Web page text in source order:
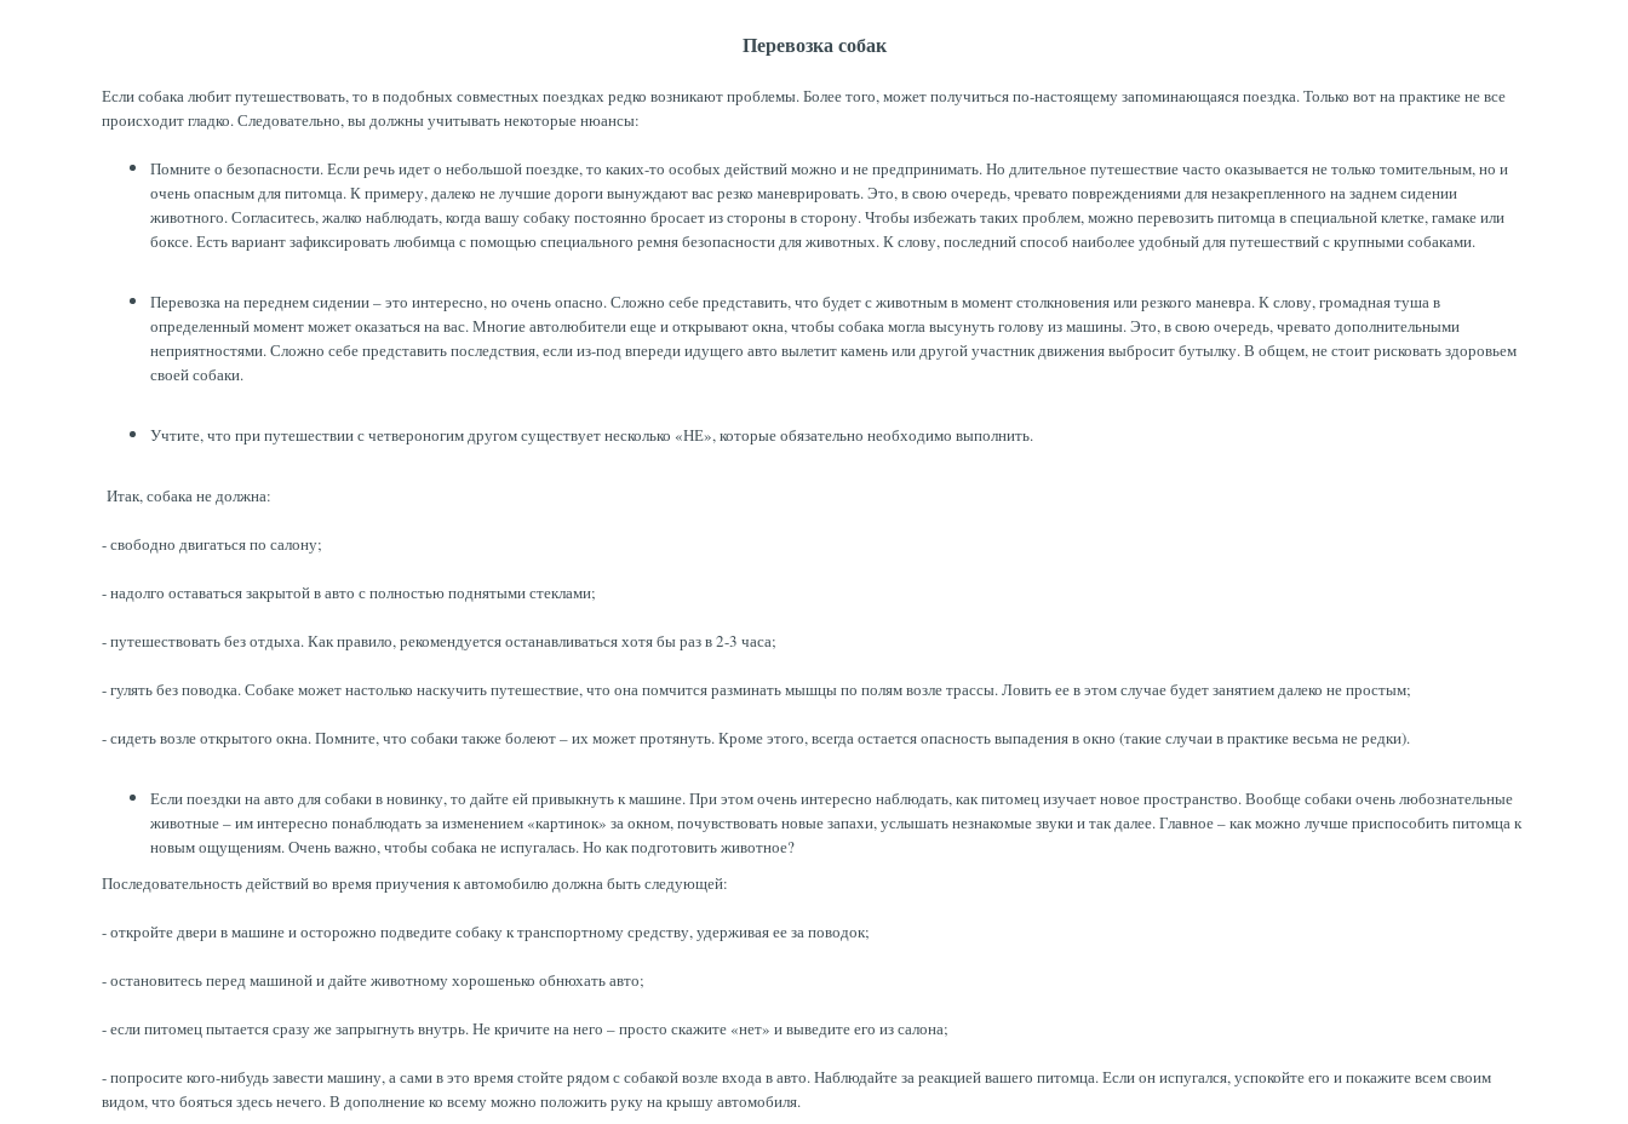
Перевозка собак
Если собака любит путешествовать, то в подобных совместных поездках редко возникают проблемы. Более того, может получиться по-настоящему запоминающаяся поездка. Только вот на практике не все
происходит гладко. Следовательно, вы должны учитывать некоторые нюансы:
Помните о безопасности. Если речь идет о небольшой поездке, то каких-то особых действий можно и не предпринимать. Но длительное путешествие часто оказывается не только томительным, но и
очень опасным для питомца. К примеру, далеко не лучшие дороги вынуждают вас резко маневрировать. Это, в свою очередь, чревато повреждениями для незакрепленного на заднем сидении
животного. Согласитесь, жалко наблюдать, когда вашу собаку постоянно бросает из стороны в сторону. Чтобы избежать таких проблем, можно перевозить питомца в специальной клетке, гамаке или
боксе. Есть вариант зафиксировать любимца с помощью специального ремня безопасности для животных. К слову, последний способ наиболее удобный для путешествий с крупными собаками.
Перевозка на переднем сидении – это интересно, но очень опасно. Сложно себе представить, что будет с животным в момент столкновения или резкого маневра. К слову, громадная туша в
определенный момент может оказаться на вас. Многие автолюбители еще и открывают окна, чтобы собака могла высунуть голову из машины. Это, в свою очередь, чревато дополнительными
неприятностями. Сложно себе представить последствия, если из-под впереди идущего авто вылетит камень или другой участник движения выбросит бутылку. В общем, не стоит рисковать здоровьем
своей собаки.
Учтите, что при путешествии с четвероногим другом существует несколько «НЕ», которые обязательно необходимо выполнить.
Итак, собака не должна:
- свободно двигаться по салону;
- надолго оставаться закрытой в авто с полностью поднятыми стеклами;
- путешествовать без отдыха. Как правило, рекомендуется останавливаться хотя бы раз в 2-3 часа;
- гулять без поводка. Собаке может настолько наскучить путешествие, что она помчится разминать мышцы по полям возле трассы. Ловить ее в этом случае будет занятием далеко не простым;
- сидеть возле открытого окна. Помните, что собаки также болеют – их может протянуть. Кроме этого, всегда остается опасность выпадения в окно (такие случаи в практике весьма не редки).
Если поездки на авто для собаки в новинку, то дайте ей привыкнуть к машине. При этом очень интересно наблюдать, как питомец изучает новое пространство. Вообще собаки очень любознательные
животные – им интересно понаблюдать за изменением «картинок» за окном, почувствовать новые запахи, услышать незнакомые звуки и так далее. Главное – как можно лучше приспособить питомца к
новым ощущениям. Очень важно, чтобы собака не испугалась. Но как подготовить животное?
Последовательность действий во время приучения к автомобилю должна быть следующей:
- откройте двери в машине и осторожно подведите собаку к транспортному средству, удерживая ее за поводок;
- остановитесь перед машиной и дайте животному хорошенько обнюхать авто;
- если питомец пытается сразу же запрыгнуть внутрь. Не кричите на него – просто скажите «нет» и выведите его из салона;
- попросите кого-нибудь завести машину, а сами в это время стойте рядом с собакой возле входа в авто. Наблюдайте за реакцией вашего питомца. Если он испугался, успокойте его и покажите всем своим
видом, что бояться здесь нечего. В дополнение ко всему можно положить руку на крышу автомобиля.